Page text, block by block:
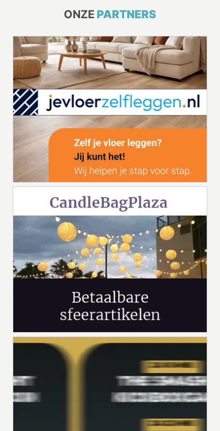
ONZE PARTNERS